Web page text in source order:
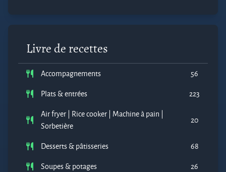
Livre de recettes
Accompagnements
56
Plats & entrées
223
Air fryer | Rice cooker | Machine à pain |
Sorbetière
20
Desserts & pâtisseries
68
Soupes & potages
26